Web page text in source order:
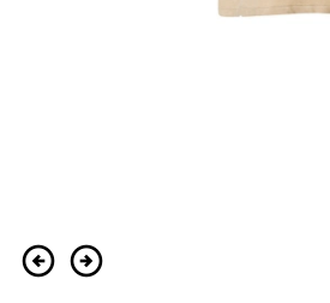
RetourContinuer